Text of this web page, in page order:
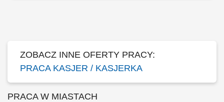
ZOBACZ INNE OFERTY PRACY:
PRACA KASJER / KASJERKA
PRACA W MIASTACH